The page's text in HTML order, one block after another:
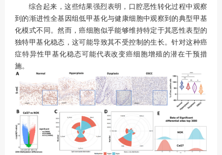
综合起来，这些结果强烈表明，口腔恶性转化过程中观察
到的渐进性全基因组低甲基化与健康细胞中观察到的典型甲基
化模式不同。然而，癌细胞似乎能够维持特定于其恶性表型的
独特甲基化稳态，这可能导致其不受控制的生长。针对这种癌
症特异性甲基化稳态可能代表改变癌细胞增殖的潜在干预措
施。